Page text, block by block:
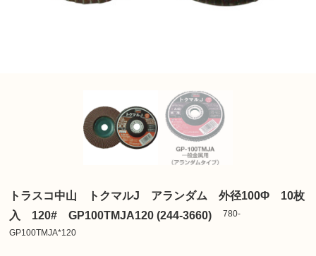
トラスコ中山 トクマルJ アランダム 外径100Φ 10枚
入 120# GP100TMJA120 (244-3660)
780-
GP100TMJA*120